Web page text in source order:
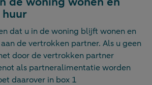
dat u in de woning blijft wonen en
de vertrokken partner. Als u geen
door de vertrokken partner
als partneralimentatie worden
daarover in box 1